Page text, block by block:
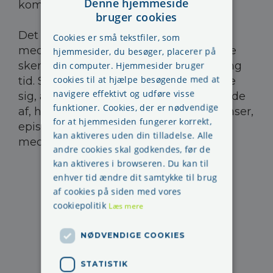
kombinerer de to metoder.
Det vigtigste er, at det skal være let for
medarbejderne at komme til at udfylde
skemaerne, og det må ikke tage for lang
tid. Samtidig skal man selvfølgelig sikre
sig, at oplysningerne giver et godt billede
af, hvad der skete – og af de konsekvenser,
episoden umiddelbart havde for
medarbejderen.
bruger cookies
Cookies er små tekstfiler, som
hjemmesider, du besøger, placerer på
din computer. Hjemmesider bruger
cookies til at hjælpe besøgende med at
navigere effektivt og udføre visse
funktioner. Cookies, der er nødvendige
for at hjemmesiden fungerer korrekt,
kan aktiveres uden din tilladelse. Alle
andre cookies skal godkendes, før de
kan aktiveres i browseren. Du kan til
enhver tid ændre dit samtykke til brug
af cookies på siden med vores
cookiepolitik Læs mere
NØDVENDIGE COOKIES
STATISTIK